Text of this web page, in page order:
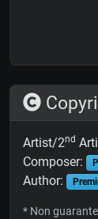
Artist/2nd
Composer:
Author:
* Non